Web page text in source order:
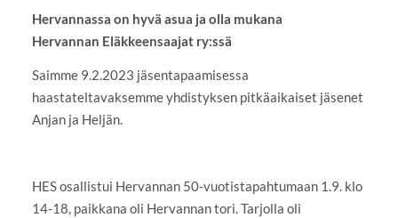
Hervannassa on hyvä asua ja olla mukana
Hervannan Eläkkeensaajat ry:ssä
Saimme 9.2.2023 jäsentapaamisessa
haastateltavaksemme yhdistyksen pitkäaikaiset jäsenet
Anjan ja Heljän.
HES osallistui Hervannan 50-vuotistapahtumaan 1.9. klo
14-18, paikkana oli Hervannan tori. Tarjolla oli